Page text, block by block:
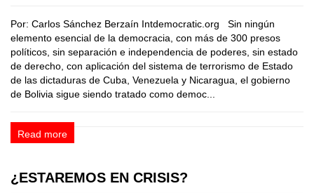
Por: Carlos Sánchez Berzaín Intdemocratic.org Sin ningún
elemento esencial de la democracia, con más de 300 presos
políticos, sin separación e independencia de poderes, sin estado
de derecho, con aplicación del sistema de terrorismo de Estado
de las dictaduras de Cuba, Venezuela y Nicaragua, el gobierno
de Bolivia sigue siendo tratado como democ...
Read more
¿ESTAREMOS EN CRISIS?